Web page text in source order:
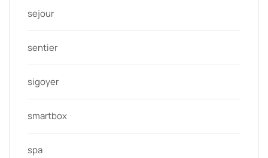
sejour
sentier
sigoyer
smartbox
spa